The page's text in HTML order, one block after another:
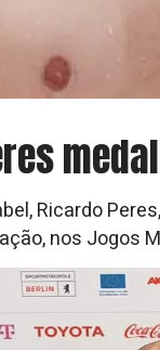
Ricardo
nos Jogos